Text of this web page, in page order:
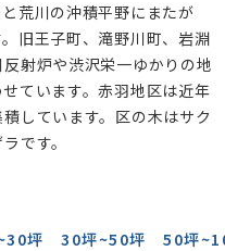
町(0)
志茂(2)
浮間(5)
丘(0)
赤羽西(1)
荒川の沖積平野にまたが
旧王子町、滝野川町、岩淵
射炉や渋沢栄一ゆかりの地
ています。赤羽地区は近年
しています。区の木はサク
です。
坪 30坪~50坪 50坪